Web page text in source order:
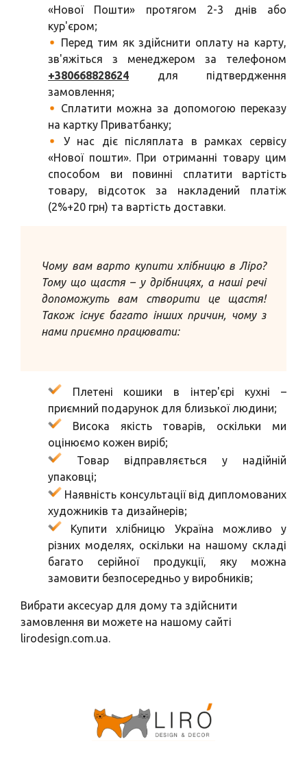
«Нової Пошти» протягом 2-3 днів або
кур'єром;
Перед тим як здійснити оплату на карту,
зв'яжіться з менеджером за телефоном
+380668828624 для підтвердження
замовлення;
Сплатити можна за допомогою переказу
на картку Приватбанку;
У нас діє післяплата в рамках сервісу
«Нової пошти». При отриманні товару цим
способом ви повинні сплатити вартість
товару, відсоток за накладений платіж
(2%+20 грн) та вартість доставки.
Чому вам варто купити хлібницю в Ліро?
Тому що щастя – у дрібницях, а наші речі
допоможуть вам створити це щастя!
Також існує багато інших причин, чому з
нами приємно працювати:
Плетені кошики в інтер'єрі кухні –
приємний подарунок для близької людини;
Висока якість товарів, оскільки ми
оцінюємо кожен виріб;
Товар відправляється у надійній
упаковці;
Наявність консультації від дипломованих
художників та дизайнерів;
Купити хлібницю Україна можливо у
різних моделях, оскільки на нашому складі
багато серійної продукції, яку можна
замовити безпосередньо у виробників;
Вибрати аксесуар для дому та здійснити
замовлення ви можете на нашому сайті
lirodesign.com.ua.